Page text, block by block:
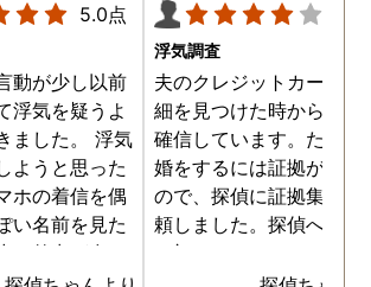
5.0点
動が少し以前
浮気を疑うよ
ました。 浮気
ようと思った
ホの着信を偶
い名前を見た
し外出が多く
くなっていて
浮気調査
夫のクレジットカードの
細を見つけた時から不倫
確信しています。ただ、
婚をするには証拠が乏し
ので、探偵に証拠集めを
頼しました。探偵への依
は初めてではないので無
相談まではスムーズに進